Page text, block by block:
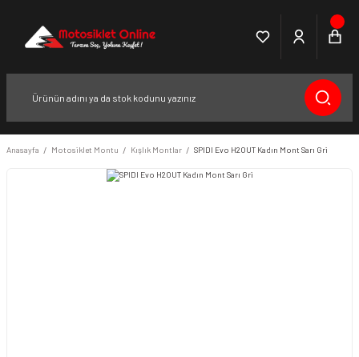
Anasayfa Motosiklet Montu Kışlık Montlar SPIDI Evo H2OUT Kadın Mont Sarı Gri